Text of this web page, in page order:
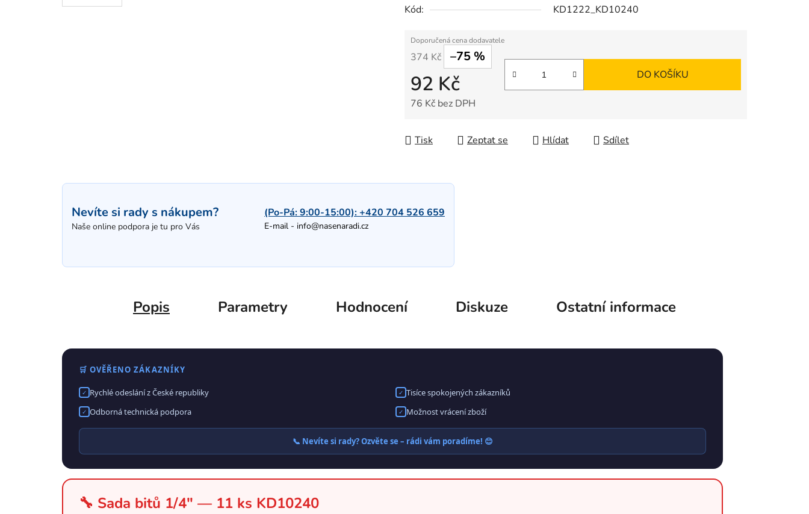
Kód:
KD1222_KD10240
374 Kč –75 %
92 Kč
76 Kč bez DPH
DO KOŠÍKU
Tisk Zeptat se Hlídat Sdílet
Nevíte si rady s nákupem?
Naše online podpora je tu pro Vás
(Po-Pá: 9:00-15:00):+420 704 526 659
E-mail - info@nasenaradi.cz
Popis Parametry Hodnocení Diskuze Ostatní informace
🛒 OVĚŘENO ZÁKAZNÍKY
✓ Rychlé odeslání z České republiky ✓ Tisíce spokojených zákazníků
✓ Odborná technická podpora ✓ Možnost vrácení zboží
📞 Nevíte si rady? Ozvěte se – rádi vám poradíme! 😊
🔧 Sada bitů 1/4" — 11 ks KD10240